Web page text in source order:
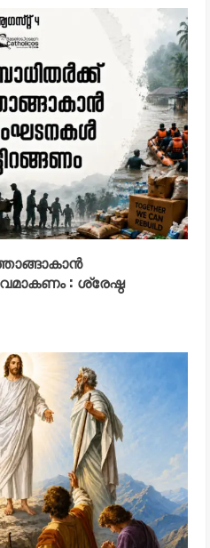
: ശ്രേഷ്ഠ